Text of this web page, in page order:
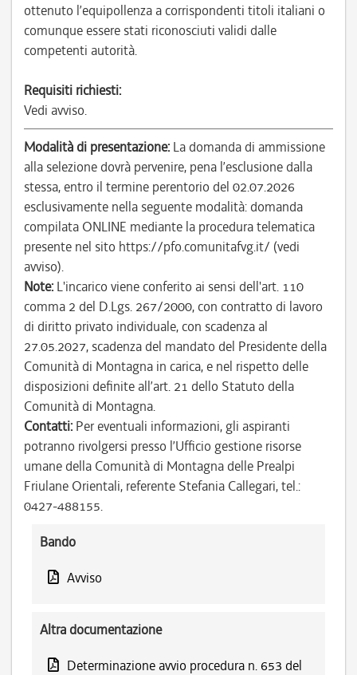
ottenuto l’equipollenza a corrispondenti titoli italiani o
comunque essere stati riconosciuti validi dalle
competenti autorità.
Requisiti richiesti:
Vedi avviso.
Modalità di presentazione: La domanda di ammissione
alla selezione dovrà pervenire, pena l’esclusione dalla
stessa, entro il termine perentorio del 02.07.2026
esclusivamente nella seguente modalità: domanda
compilata ONLINE mediante la procedura telematica
presente nel sito https://pfo.comunitafvg.it/ (vedi
avviso).
Note: L'incarico viene conferito ai sensi dell'art. 110
comma 2 del D.Lgs. 267/2000, con contratto di lavoro
di diritto privato individuale, con scadenza al
27.05.2027, scadenza del mandato del Presidente della
Comunità di Montagna in carica, e nel rispetto delle
disposizioni definite all’art. 21 dello Statuto della
Comunità di Montagna.
Contatti: Per eventuali informazioni, gli aspiranti
potranno rivolgersi presso l’Ufficio gestione risorse
umane della Comunità di Montagna delle Prealpi
Friulane Orientali, referente Stefania Callegari, tel.:
0427-488155.
Bando
Avviso
Altra documentazione
Determinazione avvio procedura n. 653 del